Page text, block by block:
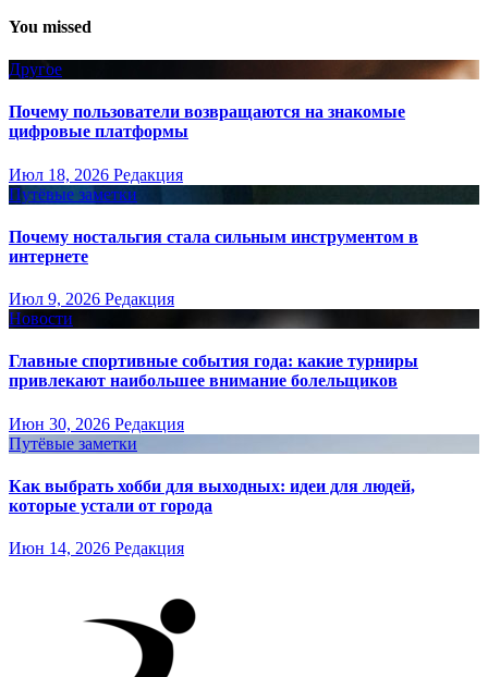
You missed
Другое
Почему пользователи возвращаются на знакомые
цифровые платформы
Июл 18, 2026 Редакция
Путёвые заметки
Почему ностальгия стала сильным инструментом в
интернете
Июл 9, 2026 Редакция
Новости
Главные спортивные события года: какие турниры
привлекают наибольшее внимание болельщиков
Июн 30, 2026 Редакция
Путёвые заметки
Как выбрать хобби для выходных: идеи для людей,
которые устали от города
Июн 14, 2026 Редакция